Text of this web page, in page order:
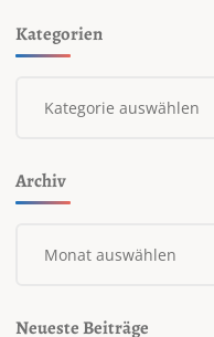
Kategorien
Archiv
Neueste Beiträge